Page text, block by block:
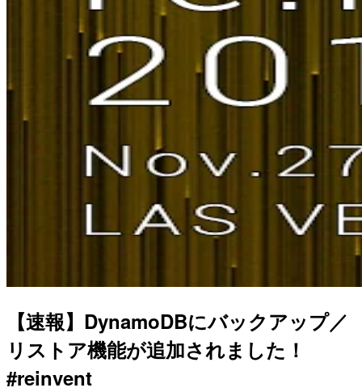
【速報】DynamoDBにバックアップ／
リストア機能が追加されました！
#reinvent